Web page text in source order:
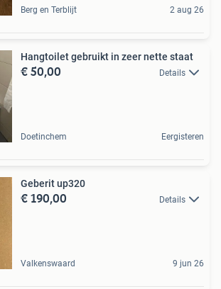
Berg en Terblijt 2 aug 26
Hangtoilet gebruikt in zeer nette staat
€ 50,00 Details
Doetinchem Eergisteren
Geberit up320
€ 190,00 Details
Valkenswaard 9 jun 26